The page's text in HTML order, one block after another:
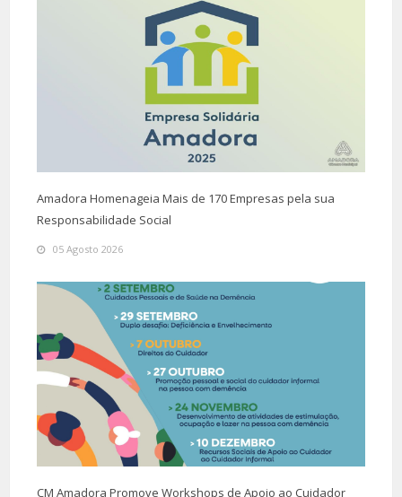
Amadora Homenageia Mais de 170 Empresas pela sua
Responsabilidade Social
05 Agosto 2026
CM Amadora Promove Workshops de Apoio ao Cuidador